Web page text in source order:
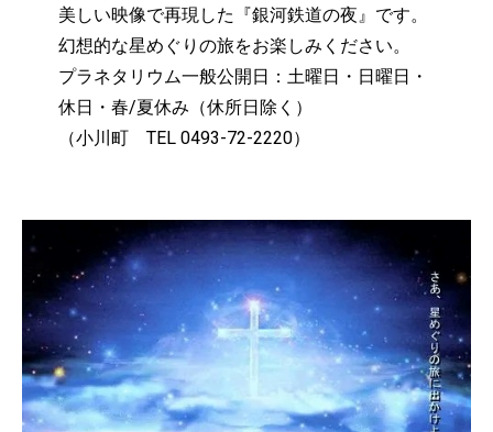
美しい映像で再現した『銀河鉄道の夜』です。
幻想的な星めぐりの旅をお楽しみください。
プラネタリウム一般公開日：土曜日・日曜日・
休日・春/夏休み（休所日除く）
（小川町 TEL 0493-72-2220）